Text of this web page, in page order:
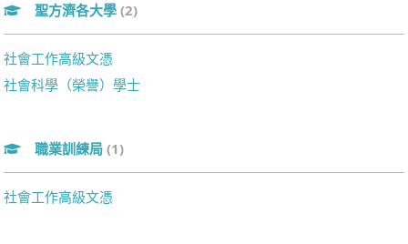
聖方濟各大學 (2)
社會工作高級文憑
社會科學（榮譽）學士
職業訓練局 (1)
社會工作高級文憑